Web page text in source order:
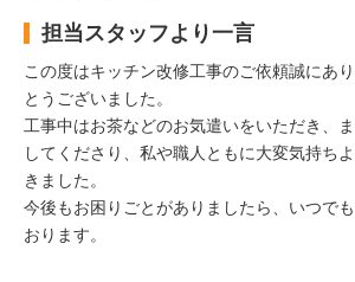
担当スタッフより一言
この度はキッチン改修工事のご依頼誠にあ
とうございました。
工事中はお茶などのお気遣いをいただき、
してくださり、私や職人ともに大変気持ち
きました。
今後もお困りごとがありましたら、いつで
おります。